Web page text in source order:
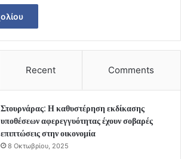
Recent Comments
Στουρνάρας: Η καθυστέρηση εκδίκασης
υποθέσεων αφερεγγυότητας έχουν σοβαρές
επιπτώσεις στην οικονομία
8 Οκτωβρίου, 2025